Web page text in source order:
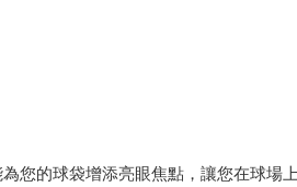
您的球袋增添亮眼焦點，讓您在球場